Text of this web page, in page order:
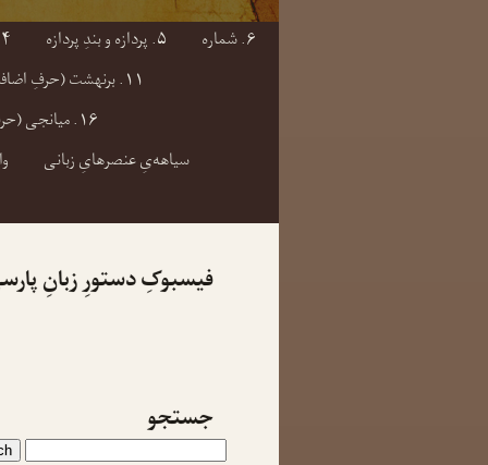
۴. صفت و بندِ صفتی ۵. پردازه و بندِ پردازه
۶. شماره
۱۱. برنهشت (حرفِ اضافه) و بندِ برنهشتی
۱۶. میانجی (حرفِ ربط)
سیاهه‌یِ عنصرهایِ زبانی
فیسبوکِ دستورِ زبانِ
جستجو